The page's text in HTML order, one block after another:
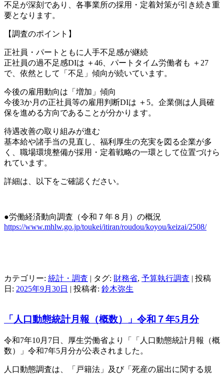
不足が深刻であり、各事業所の採用・定着対策が引き続き重
要となります。
【調査のポイント】
正社員・パートともに人手不足感が継続
正社員の過不足感DIは ＋46、パートタイム労働者も ＋27
で、依然として「不足」傾向が続いています。
今後の雇用動向は「増加」傾向
今後3か月の正社員等の雇用判断DIは ＋5。企業側は人員確
保を進める方向であることが分かります。
待遇改善の取り組みが進む
基本給や諸手当の見直し、福利厚生の充実を図る企業が多
く、職場環境整備が採用・定着戦略の一環として位置づけら
れています。
詳細は、以下をご確認ください。
●労働経済動向調査（令和７年８月）の概況
https://www.mhlw.go.jp/toukei/itiran/roudou/koyou/keizai/2508/
カテゴリー: 統計・調査 | タグ: 財務省, 予算執行調査 | 投稿
日: 2025年9月30日 | 投稿者: 鈴木弥生
「人口動態統計月報（概数）」令和７年5月分
令和7年10月7日、厚生労働省より「「人口動態統計月報（概
数）」令和7年5月分が公表されました。
人口動態調査は、「戸籍法」及び「死産の届出に関する規